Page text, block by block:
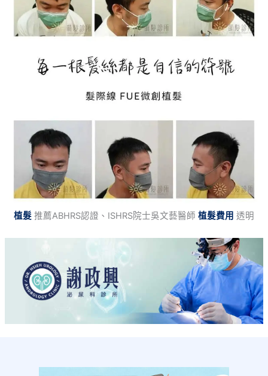
植髮 推薦ABHRS認證、ISHRS院士吳文藝醫師 植髮費用 透明